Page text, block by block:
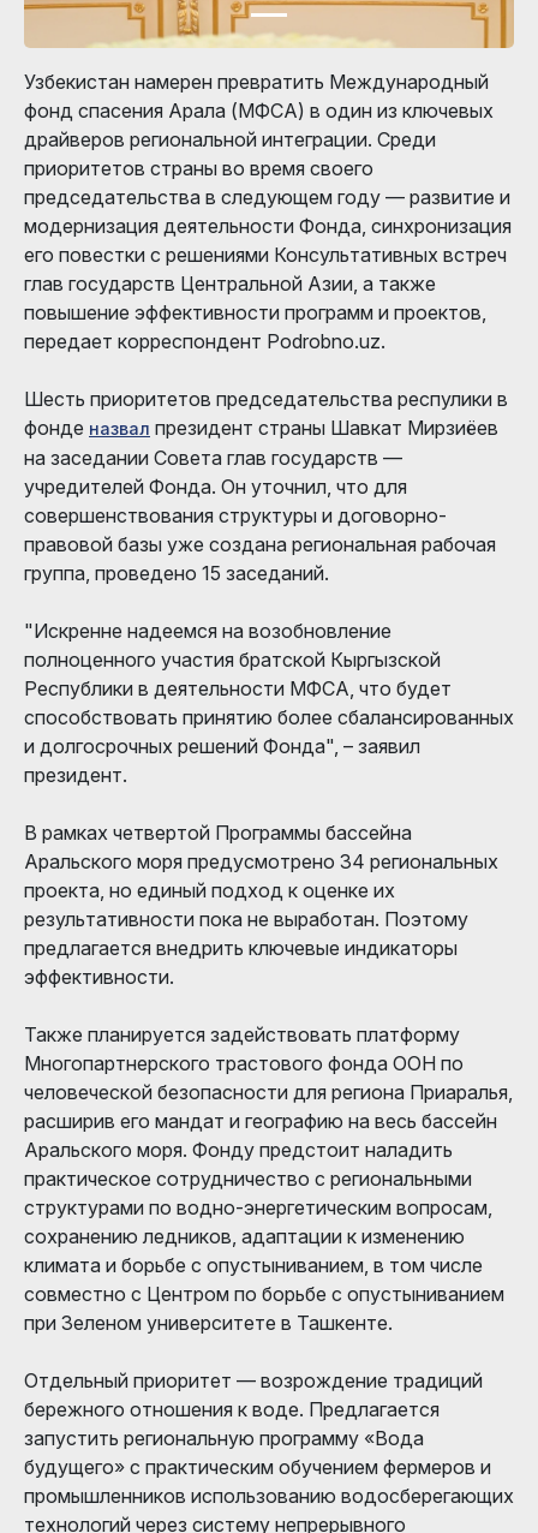
Узбекистан намерен превратить Международный
фонд спасения Арала (МФСА) в один из ключевых
драйверов региональной интеграции. Среди
приоритетов страны во время своего
председательства в следующем году — развитие и
модернизация деятельности Фонда, синхронизация
его повестки с решениями Консультативных встреч
глав государств Центральной Азии, а также
повышение эффективности программ и проектов,
передает корреспондент Podrobno.uz.
Шесть приоритетов председательства респулики в
фонде назвал президент страны Шавкат Мирзиёев
на заседании Совета глав государств —
учредителей Фонда. Он уточнил, что для
совершенствования структуры и договорно-
правовой базы уже создана региональная рабочая
группа, проведено 15 заседаний.
"Искренне надеемся на возобновление
полноценного участия братской Кыргызской
Республики в деятельности МФСА, что будет
способствовать принятию более сбалансированных
и долгосрочных решений Фонда", – заявил
президент.
В рамках четвертой Программы бассейна
Аральского моря предусмотрено 34 региональных
проекта, но единый подход к оценке их
результативности пока не выработан. Поэтому
предлагается внедрить ключевые индикаторы
эффективности.
Также планируется задействовать платформу
Многопартнерского трастового фонда ООН по
человеческой безопасности для региона Приаралья,
расширив его мандат и географию на весь бассейн
Аральского моря. Фонду предстоит наладить
практическое сотрудничество с региональными
структурами по водно-энергетическим вопросам,
сохранению ледников, адаптации к изменению
климата и борьбе с опустыниванием, в том числе
совместно с Центром по борьбе с опустыниванием
при Зеленом университете в Ташкенте.
Отдельный приоритет — возрождение традиций
бережного отношения к воде. Предлагается
запустить региональную программу «Вода
будущего» с практическим обучением фермеров и
промышленников использованию водосберегающих
технологий через систему непрерывного